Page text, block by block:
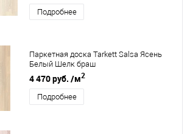
Подробнее
Паркетная доска Tarkett Salsa Ясень
Белый Шелк браш
4 470 руб. /м2
Подробнее